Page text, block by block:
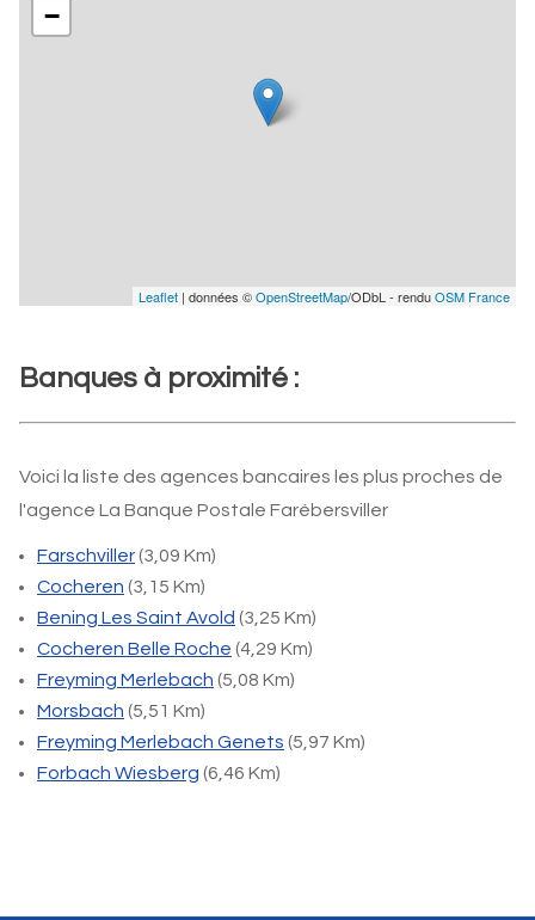
−
Leaflet | données ©OpenStreetMap/ODbL - renduOSM France
Banques à proximité :
Voici la liste des agences bancaires les plus proches de
l'agence La Banque Postale Farébersviller
Farschviller(3,09 Km)
Cocheren (3,15 Km)
Bening Les Saint Avold (3,25 Km)
Cocheren Belle Roche (4,29 Km)
Freyming Merlebach (5,08 Km)
Morsbach (5,51 Km)
Freyming Merlebach Genets (5,97 Km)
Forbach Wiesberg (6,46 Km)